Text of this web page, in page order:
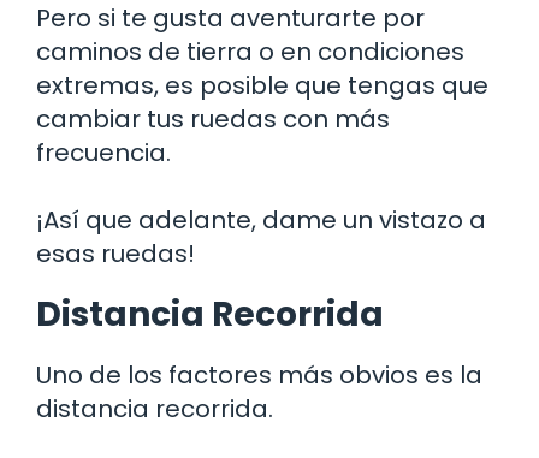
Pero si te gusta aventurarte por
caminos de tierra o en condiciones
extremas, es posible que tengas que
cambiar tus ruedas con más
frecuencia.
¡Así que adelante, dame un vistazo a
esas ruedas!
Distancia Recorrida
Uno de los factores más obvios es la
distancia recorrida.